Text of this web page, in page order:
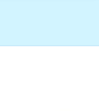
marktguru über
und stellt
Abgerundet
innovativen